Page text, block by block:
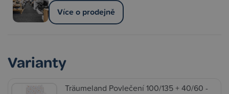
Více o prodejně
Varianty
Träumeland Povlečení 100/135 + 40/60 -